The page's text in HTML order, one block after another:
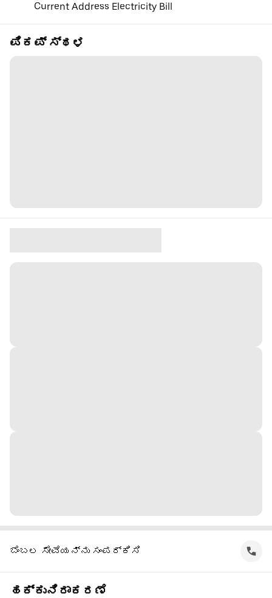
Current Address Electricity Bill
ಪಿಕಪ್ ಸ್ಥಳ
ಬೆಂಬಲ ಸೇವೆಯನ್ನು ಸಂಪರ್ಕಿಸಿ
ಹಕ್ಕುನಿರಾಕರಣೆ